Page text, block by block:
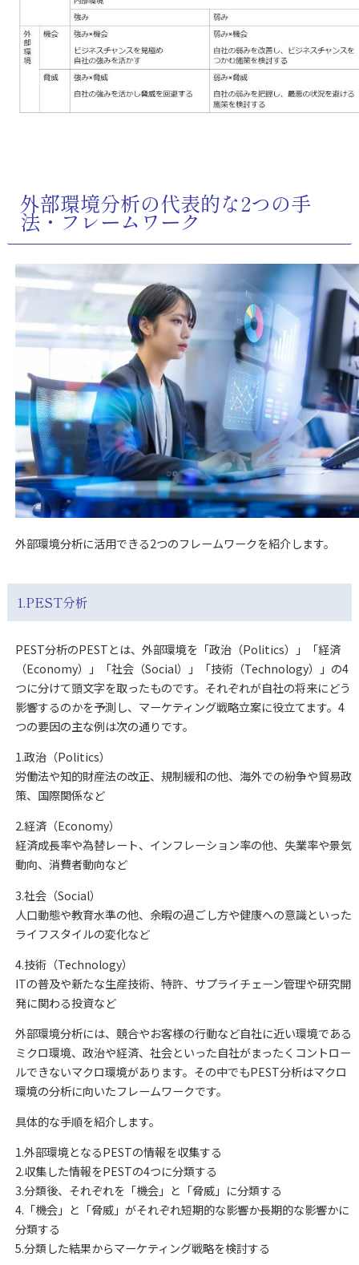
外部環境分析の代表的な2つの手
法・フレームワーク
外部環境分析に活用できる2つのフレームワークを紹介します。
1.PEST分析
PEST分析のPESTとは、外部環境を「政治（Politics）」「経済
（Economy）」「社会（Social）」「技術（Technology）」の4
つに分けて頭文字を取ったものです。それぞれが自社の将来にどう
影響するのかを予測し、マーケティング戦略立案に役立てます。4
つの要因の主な例は次の通りです。
1.政治（Politics）
労働法や知的財産法の改正、規制緩和の他、海外での紛争や貿易政
策、国際関係など
2.経済（Economy）
経済成長率や為替レート、インフレーション率の他、失業率や景気
動向、消費者動向など
3.社会（Social）
人口動態や教育水準の他、余暇の過ごし方や健康への意識といった
ライフスタイルの変化など
4.技術（Technology）
ITの普及や新たな生産技術、特許、サプライチェーン管理や研究開
発に関わる投資など
外部環境分析には、競合やお客様の行動など自社に近い環境である
ミクロ環境、政治や経済、社会といった自社がまったくコントロー
ルできないマクロ環境があります。その中でもPEST分析はマクロ
環境の分析に向いたフレームワークです。
具体的な手順を紹介します。
1.外部環境となるPESTの情報を収集する
2.収集した情報をPESTの4つに分類する
3.分類後、それぞれを「機会」と「脅威」に分類する
4.「機会」と「脅威」がそれぞれ短期的な影響か長期的な影響かに
分類する
5.分類した結果からマーケティング戦略を検討する